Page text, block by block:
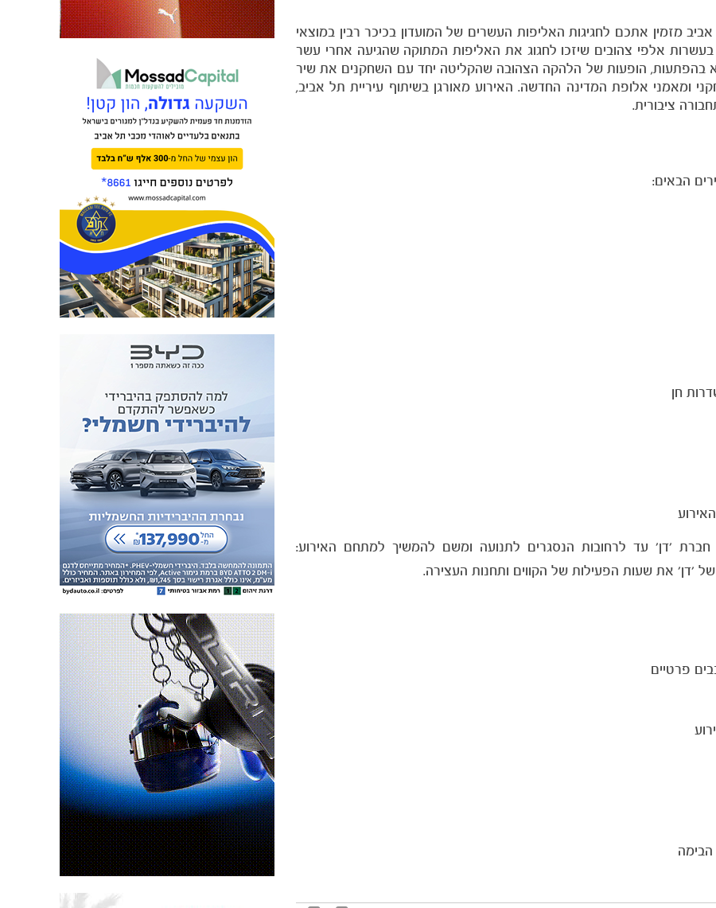
מזמין אתכם לחגיגות האליפות העשרים של המועדון בכיכר רבין במוצאי
עומדת להיצבע בעשרות אלפי צהובים שיזכו לחגוג את האליפות המתוקה שהגיעה אחרי עשר
בהפתעות, הופעות של הלהקה הצהובה שהקליטה יחד עם השחקנים את שיר
ומאמני אלופת המדינה החדשה. האירוע מאורגן בשיתוף עיריית תל אביב,
ציבורית.
חן
חברת 'דן' עד לרחובות הנסגרים לתנועה ומשם להמשיך למתחם האירוע:
'דן' את שעות הפעילות של הקווים ותחנות העצירה.
פרטיים
הבימה